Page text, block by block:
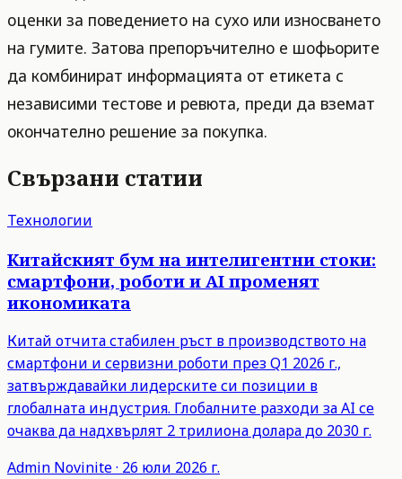
оценки за поведението на сухо или износването
на гумите. Затова препоръчително е шофьорите
да комбинират информацията от етикета с
независими тестове и ревюта, преди да вземат
окончателно решение за покупка.
Свързани статии
Технологии
Китайският бум на интелигентни стоки:
смартфони, роботи и AI променят
икономиката
Китай отчита стабилен ръст в производството на
смартфони и сервизни роботи през Q1 2026 г.,
затвърждавайки лидерските си позиции в
глобалната индустрия. Глобалните разходи за AI се
очаква да надхвърлят 2 трилиона долара до 2030 г.
Admin Novinite· 26 юли 2026 г.